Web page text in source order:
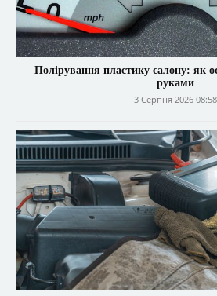
Полірування пластику салону: як
руками
3 Серпня 2026 08:58